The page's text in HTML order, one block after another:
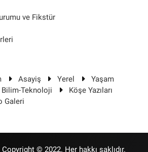
ve Fikstür
Asayiş Yerel
Yaşam
Bilim-Teknoloji
Köşe Yazıları
Galeri
Copyright © 2022. Her hakkı saklıdır.